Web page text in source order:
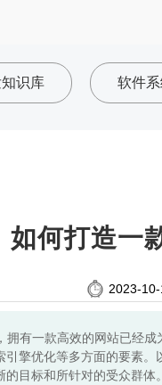
识库 软件
如何打造一
2023-10-
拥有一款高效的网站已经
擎优化等多方面的要素
的目标和所针对的受众群